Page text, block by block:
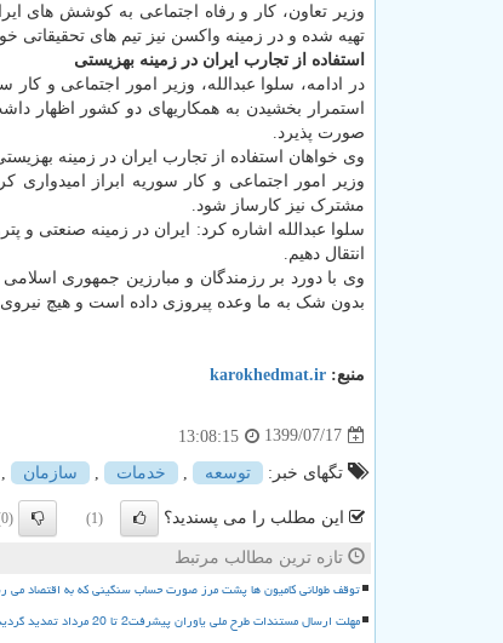
وزیر تعاون، کار و رفاه اجتماعی به کوشش های
تهیه شده و در زمینه واکسن نیز تیم های تحقیقاتی
استفاده از تجارب ایران در زمینه بهزیستی
در ادامه، سلوا عبدالله، وزیر امور اجتماعی و کار
استمرار بخشیدن به همکاریهای دو کشور اظهار
صورت پذیرد.
وی خواهان استفاده از تجارب ایران در زمینه
وزیر امور اجتماعی و کار سوریه ابراز امیدواری
مشترک نیز کارساز شود.
سلوا عبدالله اشاره کرد: ایران در زمینه صنعتی و
انتقال دهیم.
وی با دورد بر رزمندگان و مبارزین جمهوری
بدون شک به ما وعده پیروزی داده است و هیچ نیروی
منبع: karokhedmat.ir
1399/07/17
13:08:15
تگهای خبر: توسعه خدمات سازمان
این مطلب را می پسندید؟ (1)
(0)
تازه ترین مطالب مرتبط
توقف طولانی کامیون ها پشت مرز صورت حساب سنگینی که به اقتصاد می
مهلت ارسال مستندات طرح ملی یاوران پیشرفت2 تا 20 مرداد تمدید گردید